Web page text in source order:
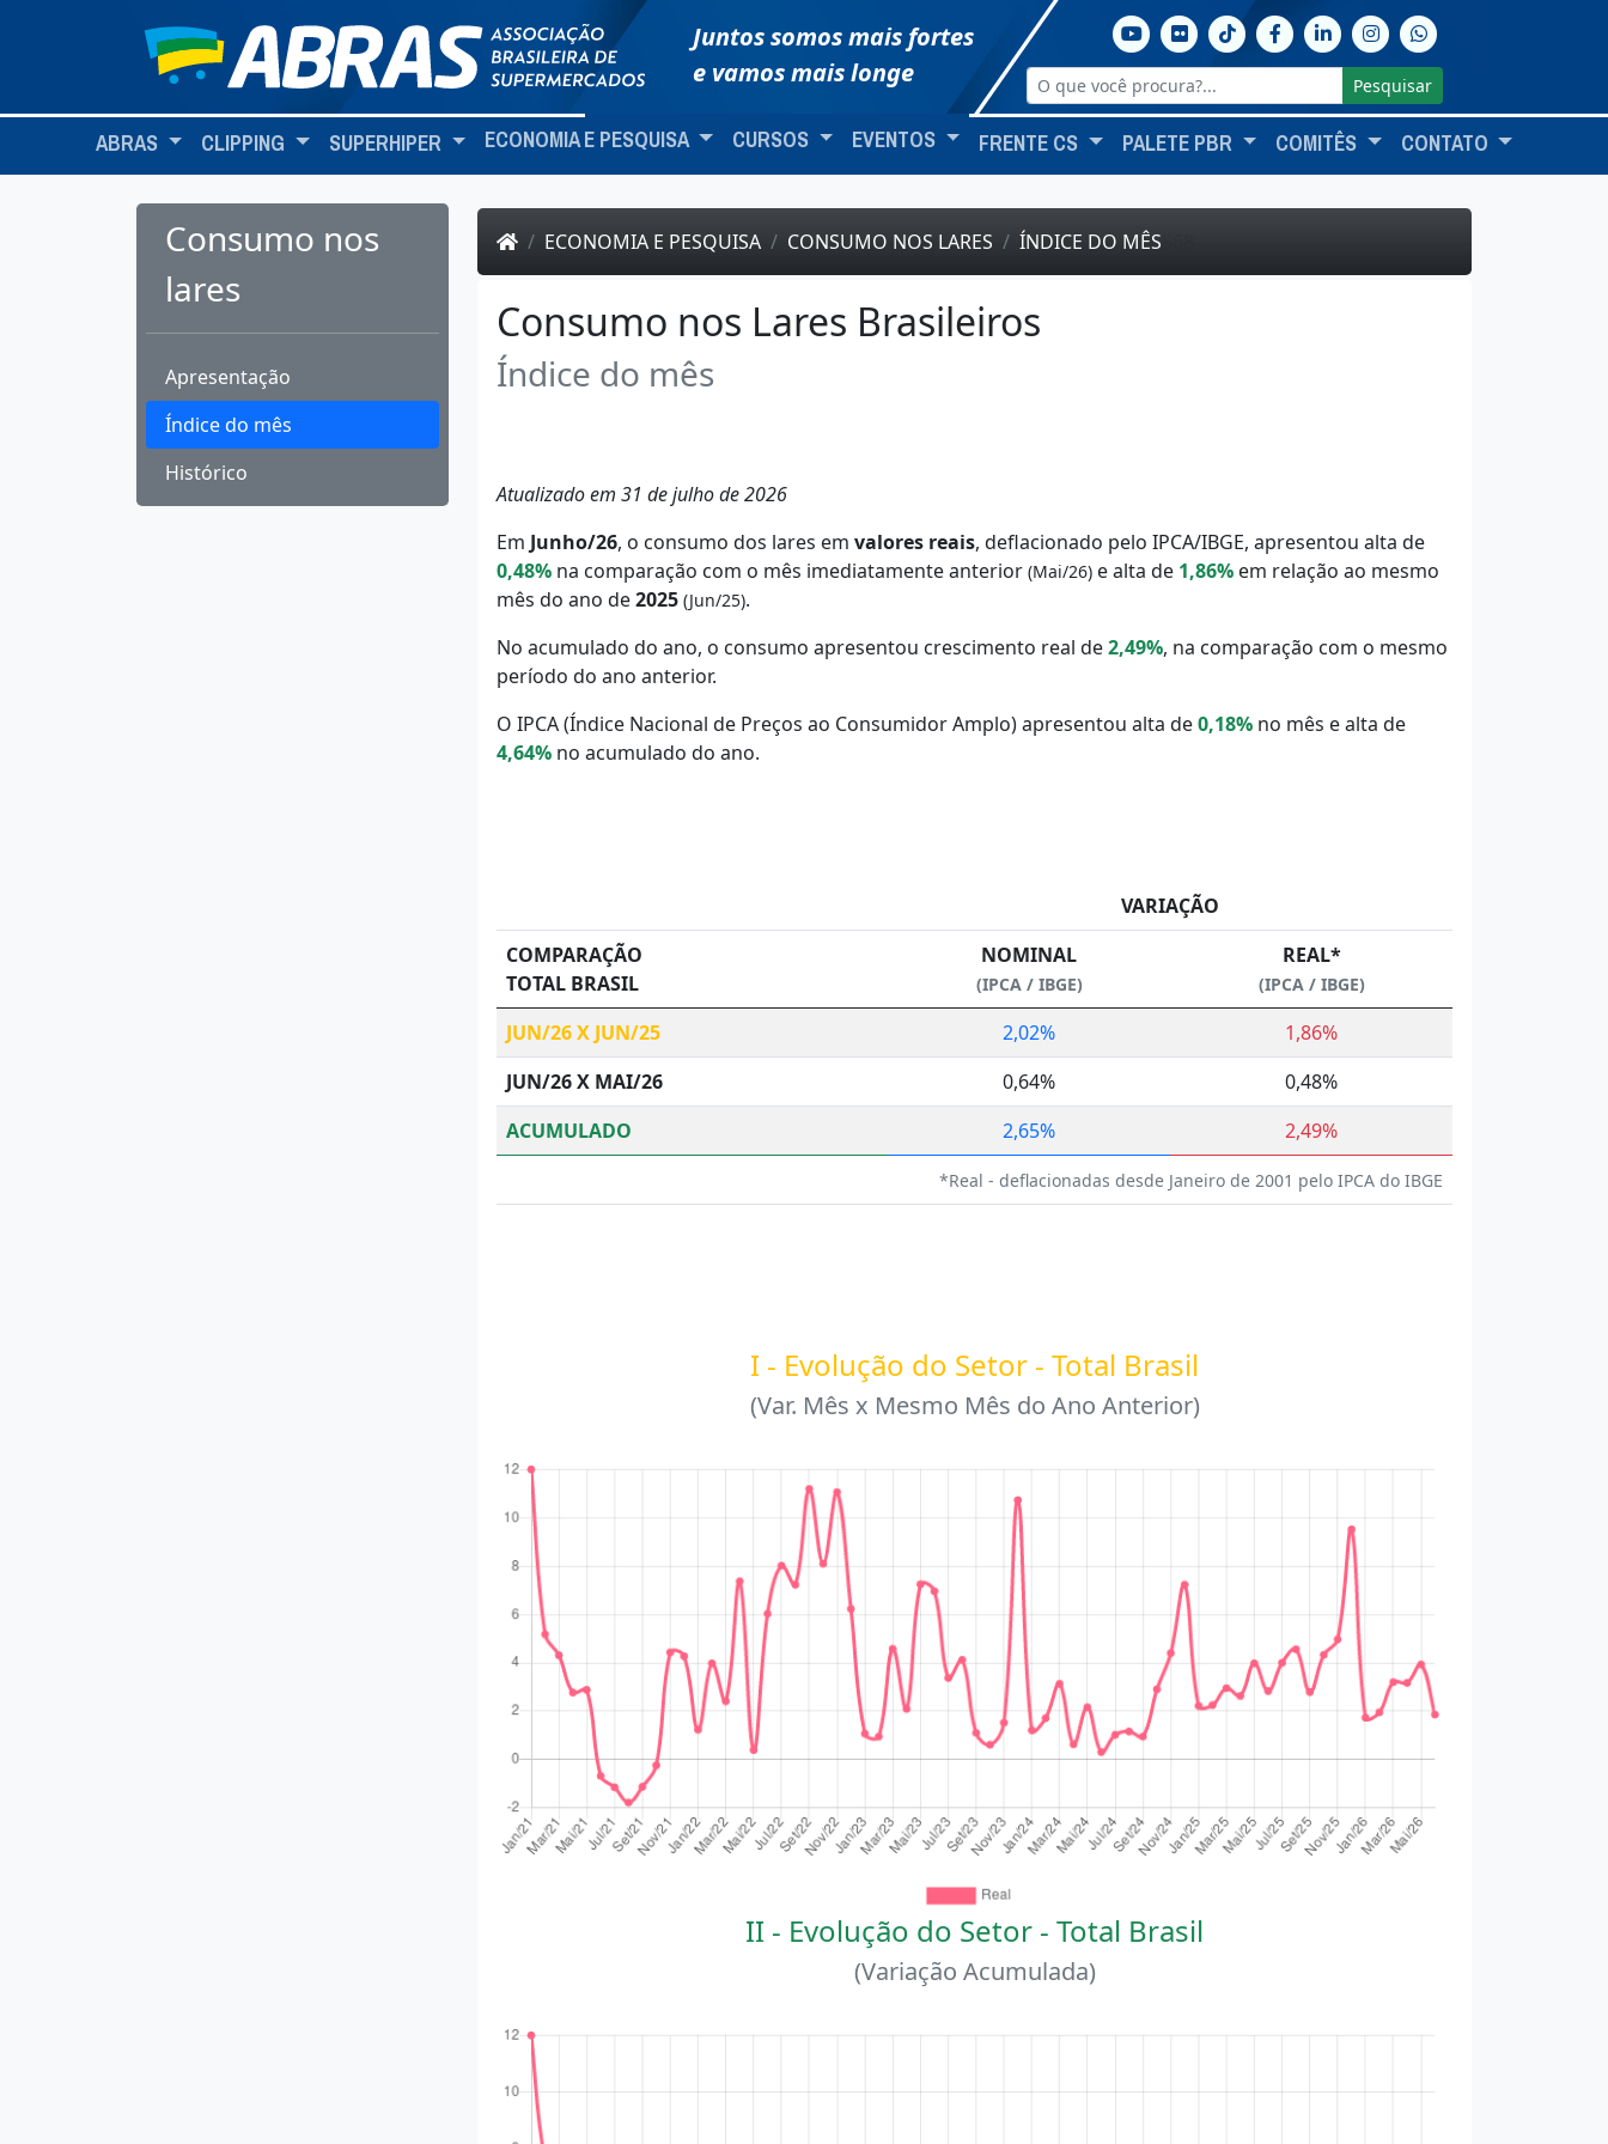
Juntos somos mais fortes
e vamos mais longe
Pesquisar
ABRAS CLIPPING SUPERHIPER ECONOMIA E PESQUISA CURSOS EVENTOS FRENTE CS PALETE PBR COMITÊS CONTATO
Consumo nos
lares
Apresentação
Índice do mês
Histórico
ECONOMIA E PESQUISA CONSUMO NOS LARES ÍNDICE DO MÊS
Consumo nos Lares Brasileiros
Índice do mês
Atualizado em 31 de julho de 2026
Em Junho/26, o consumo dos lares em valores reais, deflacionado pelo IPCA/IBGE, apresentou alta de
0,48% na comparação com o mês imediatamente anterior (Mai/26) e alta de 1,86% em relação ao mesmo
mês do ano de2025 (Jun/25).
No acumulado do ano, o consumo apresentou crescimento real de2,49%, na comparação com o mesmo
período do ano anterior.
O IPCA (Índice Nacional de Preços ao Consumidor Amplo) apresentou alta de0,18% no mês e alta de
4,64% no acumulado do ano.
VARIAÇÃO
COMPARAÇÃO
TOTAL BRASIL
NOMINAL
(IPCA / IBGE)
REAL*
(IPCA / IBGE)
JUN/26 X JUN/25 2,02%
1,86%
JUN/26 X MAI/26
0,64%
0,48%
ACUMULADO
2,65% 2,49%
*Real - deflacionadas desde Janeiro de 2001 pelo IPCA do IBGE
I - Evolução do Setor - Total Brasil
(Var. Mês x Mesmo Mês do Ano Anterior)
II - Evolução do Setor - Total Brasil
(Variação Acumulada)